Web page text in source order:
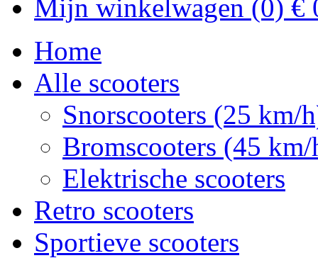
Mijn winkelwagen (0) €
Home
Alle scooters
Snorscooters (25 km/
Bromscooters (45
Elektrische scooters
Retro scooters
Sportieve scooters